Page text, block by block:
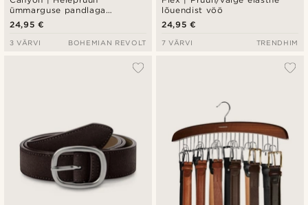
ümmarguse pandlaga
veganseemisnahast vöö
24,95 €
3 VÄRVI BOHEMIAN REVOLT
lõuendist vöö
24,95 €
7 VÄRVI TRENDHIM